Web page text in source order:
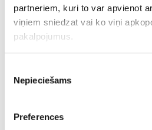
partneriem, kuri to var apvienot
viņiem sniedzat vai ko viņi
pakalpojumus.
izvēle
Nepieciešams
Preferences
Tehniskie dati